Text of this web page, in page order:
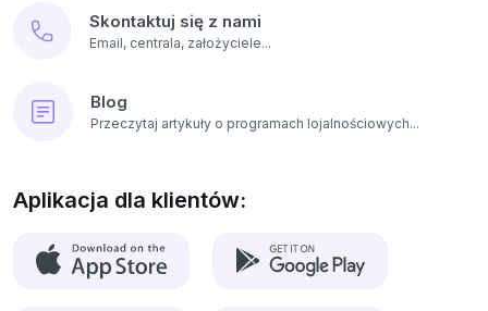
Skontaktuj się z nami
Email, centrala, założyciele...
Blog
Przeczytaj artykuły o programach lojalnościowych...
Aplikacja dla klientów: